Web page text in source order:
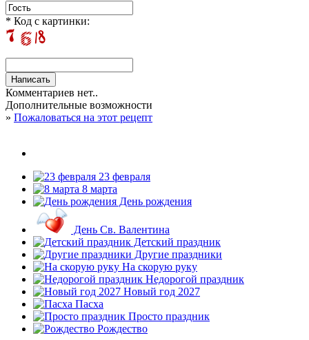
* Код с картинки:
Комментариев нет..
Дополнительные возможности
» Пожаловаться на этот рецепт
23 февраля
8 марта
День рождения
День Св. Валентина
Детский праздник
Другие праздники
На скорую руку
Недорогой праздник
Новый год 2027
Пасха
Просто праздник
Рождество